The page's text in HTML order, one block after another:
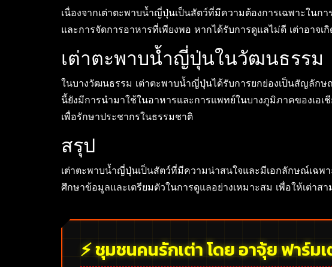
เนื่องจากเต่าตะพาบน้ำญี่ปุ่นเป็นสัตว์ที่มีความต้องการเฉพาะในก
และการจัดการอาหารที่เพียงพอ หากได้รับการดูแลไม่ดี เต่าอาจ
เต่าตะพาบน้ำญี่ปุ่นในวัฒนธรรม
ในบางวัฒนธรรม เต่าตะพาบน้ำญี่ปุ่นได้รับการยกย่องเป็นสัญลัก
นี้ยังมีการนำมาใช้ในอาหารและการแพทย์ในบางภูมิภาคของเอเ
เพื่อรักษาประชากรในธรรมชาติ
สรุป
เต่าตะพาบน้ำญี่ปุ่นเป็นสัตว์ที่มีความน่าสนใจและมีเอกลักษณ์เฉพ
ศึกษาข้อมูลและเตรียมตัวในการดูแลอย่างเหมาะสม เพื่อให้เต่า
⚡ ชุมชนคนรักเต่า โดย อาจุ้ย ฟาร์ม